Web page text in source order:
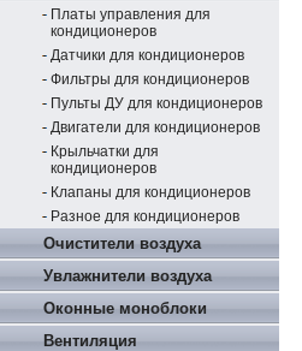
Платы управления для
кондиционеров
Датчики для кондиционеров
Фильтры для кондиционеров
Пульты ДУ для кондиционеров
Двигатели для кондиционеров
Крыльчатки для
кондиционеров
Клапаны для кондиционеров
Разное для кондиционеров
Очистители воздуха
Увлажнители воздуха
Оконные моноблоки
Вентиляция